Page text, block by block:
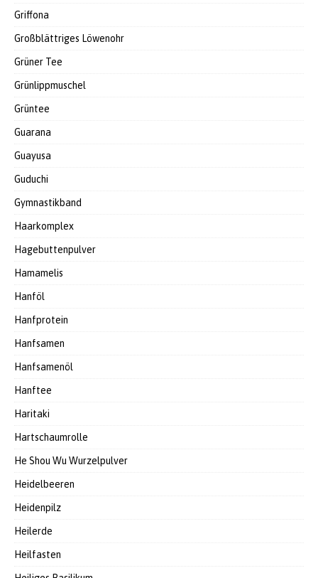
Griffona
Großblättriges Löwenohr
Grüner Tee
Grünlippmuschel
Grüntee
Guarana
Guayusa
Guduchi
Gymnastikband
Haarkomplex
Hagebuttenpulver
Hamamelis
Hanföl
Hanfprotein
Hanfsamen
Hanfsamenöl
Hanftee
Haritaki
Hartschaumrolle
He Shou Wu Wurzelpulver
Heidelbeeren
Heidenpilz
Heilerde
Heilfasten